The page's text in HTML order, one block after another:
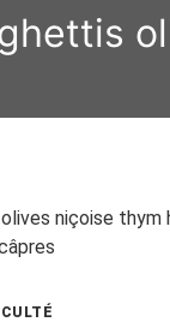
niçoise thym